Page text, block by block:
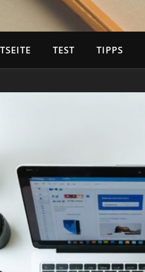
TEST TIPPS